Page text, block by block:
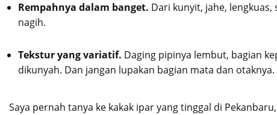
Rempahnya dalam banget. Dari kunyit, jahe, lengkuas,
nagih.
Tekstur yang variatif. Daging pipinya lembut, bagian
dikunyah. Dan jangan lupakan bagian mata dan
Saya pernah tanya ke kakak ipar yang tinggal di